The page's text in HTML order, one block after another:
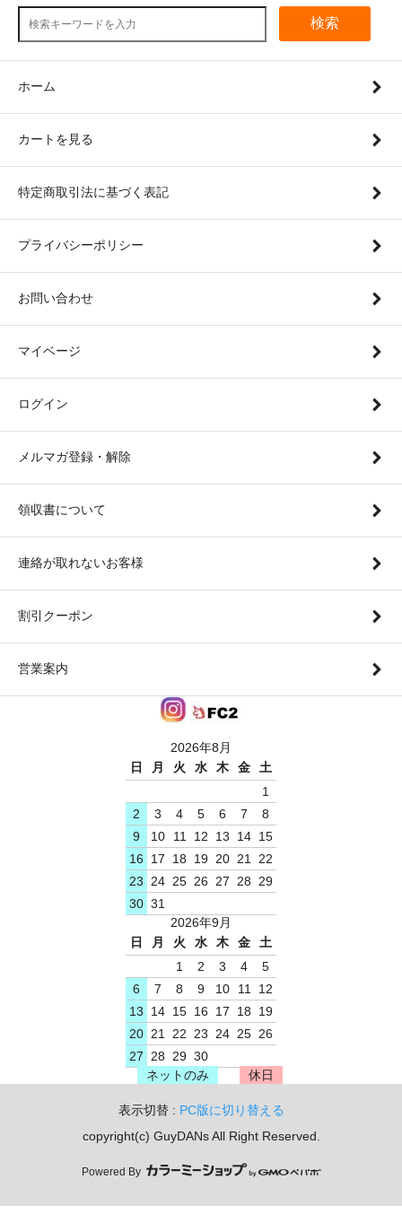
検索
ホーム
カートを見る
特定商取引法に基づく表記
プライバシーポリシー
お問い合わせ
マイベージ
ログイン
メルマガ登録・解除
領収書について
連絡が取れないお客様
割引クーポン
営業案内
2026年8月
日
月 火 水 木 金
土
1
2
3 4 5 6 7
8
9
10 11 12 13 14 15
16
17 18 19 20 21
22
23
24 25 26 27 28
29
30 31
2026年9月
日
月 火 水 木 金
土
1
2 3 4
5
6
7 8 9 10 11
12
13
14 15 16 17 18
19
20 21 22 23 24 25 26
27
28 29 30
ネットのみ
休日
表示切替 : PC版に切り替える
copyright(c) GuyDANs All Right Reserved.
Powered By